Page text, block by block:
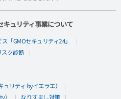
ュリティ事業について
「GMOセキュリティ24」
ク診断
リティ byイエラエ）